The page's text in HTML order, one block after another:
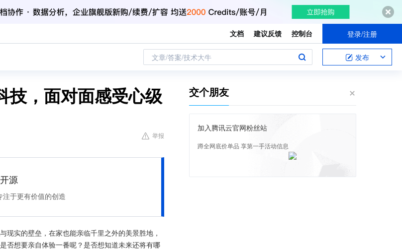
文档 建议反馈 控制台 登录/注册
文章/答案/技术大牛 发布
技，面对面感受心级
举报
源
于更有价值的创造
实的壁垒，在家也能亲临千里之外的美景胜地，
否想要亲自体验一番呢？是否想知道未来还将有哪
交个朋友
加入腾讯云官网粉丝站
蹲全网底价单品 享第一手活动信息